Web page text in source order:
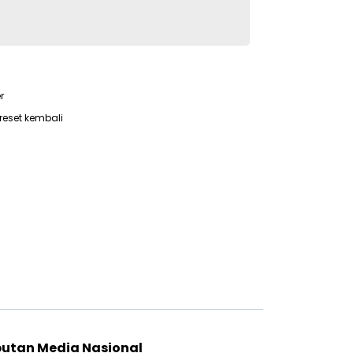
kembali
Media Nasional